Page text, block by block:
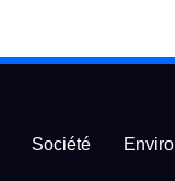
Société